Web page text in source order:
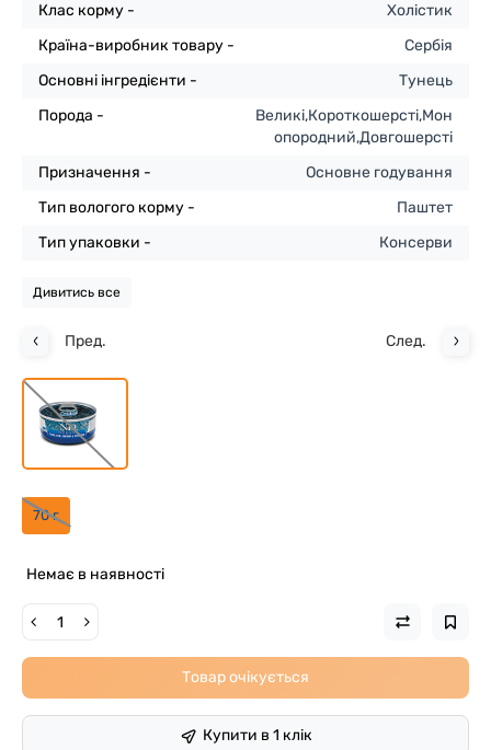
Клас корму -
Холістик
Країна-виробник товару -
Сербія
Основні інгредієнти -
Тунець
Порода -
Великі,Короткошерсті,Мон
опородний,Довгошерсті
Призначення -
Основне годування
Тип вологого корму -
Паштет
Тип упаковки -
Консерви
Дивитись все
Пред. След.
70 г
Немає в наявності
Товар очікується
Купити в 1 клік